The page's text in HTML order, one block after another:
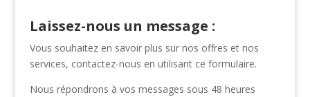
Laissez-nous un message :
Vous souhaitez en savoir plus sur nos offres et nos
services, contactez-nous en utilisant ce formulaire.
Nous répondrons à vos messages sous 48 heures